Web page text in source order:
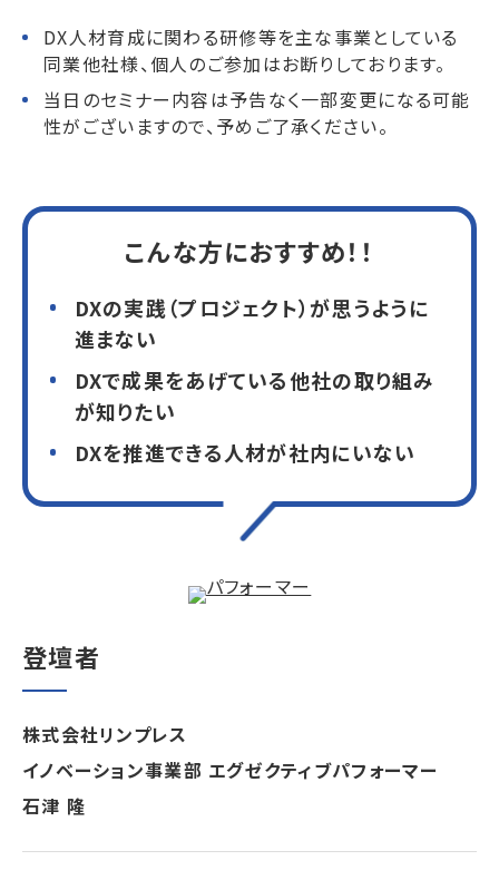
DX人材育成に関わる研修等を主な事業としている
同業他社様、個人のご参加はお断りしております。
当日のセミナー内容は予告なく一部変更になる可能
性がございますので、予めご了承ください。
こんな方におすすめ！！
DXの実践（プロジェクト）が思うように
進まない
DXで成果をあげている他社の取り組み
が知りたい
DXを推進できる人材が社内にいない
登壇者
株式会社リンプレス
イノベーション事業部 エグゼクティブパフォーマー
石津 隆